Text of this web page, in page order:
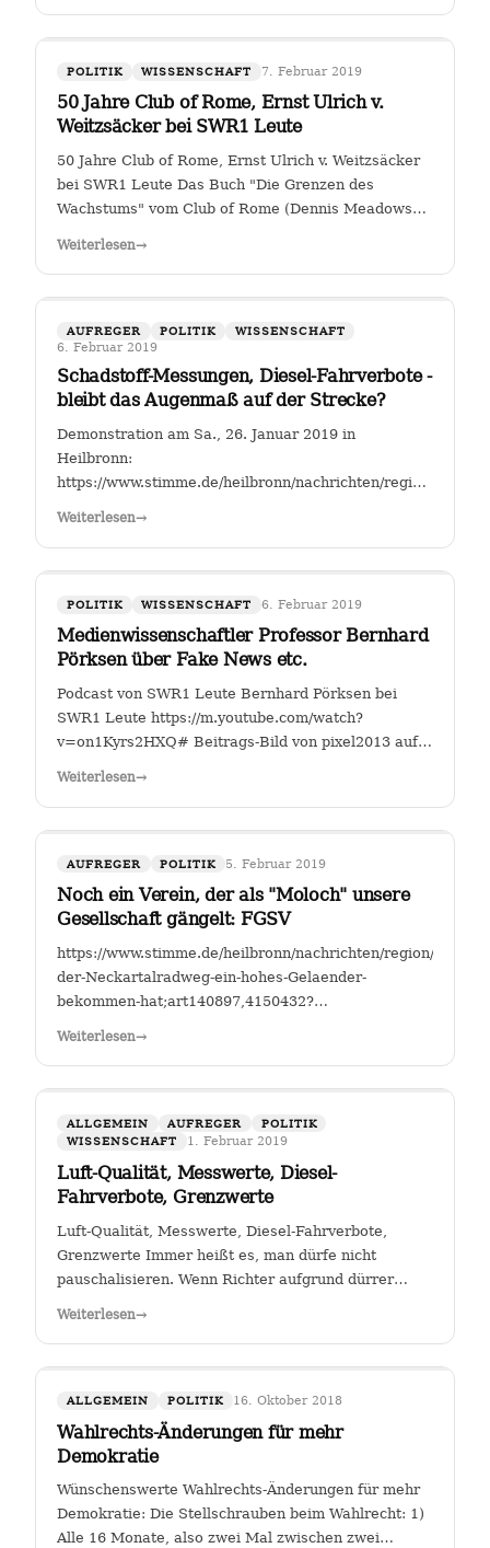
POLITIK WISSENSCHAFT 7. Februar 2019
50 Jahre Club of Rome, Ernst Ulrich v.
Weitzsäcker bei SWR1 Leute
50 Jahre Club of Rome, Ernst Ulrich v. Weitzsäcker
bei SWR1 Leute Das Buch "Die Grenzen des
Wachstums" vom Club of Rome (Dennis Meadows
Weiterlesen→
AUFREGER POLITIK WISSENSCHAFT
6. Februar 2019
Schadstoff-Messungen, Diesel-Fahrverbote -
bleibt das Augenmaß auf der Strecke?
Demonstration am Sa., 26. Januar 2019 in
Heilbronn:
https://www.stimme.de/heilbronn/nachrichten/region/
Fahrverbote-Proteststimmung-
Weiterlesen→
POLITIK WISSENSCHAFT 6. Februar 2019
Medienwissenschaftler Professor Bernhard
Pörksen über Fake News etc.
Podcast von SWR1 Leute Bernhard Pörksen bei
SWR1 Leute https://m.youtube.com/watch?
v=on1Kyrs2HXQ# Beitrags-Bild von pixel2013 auf
Weiterlesen→
AUFREGER POLITIK 5. Februar 2019
Noch ein Verein, der als "Moloch" unsere
Gesellschaft gängelt: FGSV
https://www.stimme.de/heilbronn/nachrichten/region/Warum-
der-Neckartalradweg-ein-hohes-Gelaender-
bekommen-hat;art140897,4150432?
Weiterlesen→
ALLGEMEIN AUFREGER
POLITIK
WISSENSCHAFT
1. Februar 2019
Luft-Qualität, Messwerte, Diesel-
Fahrverbote, Grenzwerte
Luft-Qualität, Messwerte, Diesel-Fahrverbote,
Grenzwerte Immer heißt es, man dürfe nicht
pauschalisieren. Wenn Richter aufgrund dürrer
Weiterlesen→
ALLGEMEIN POLITIK 16. Oktober 2018
Wahlrechts-Änderungen für mehr
Demokratie
Wünschenswerte Wahlrechts-Änderungen für mehr
Demokratie: Die Stellschrauben beim Wahlrecht: 1)
Alle 16 Monate, also zwei Mal zwischen zwei